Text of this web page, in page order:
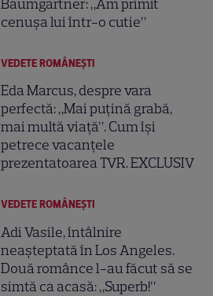
Baumgartner: „Am primit
cenușa lui într-o cutie”
VEDETE ROMÂNEŞTI
Eda Marcus, despre vara
perfectă: „Mai puțină grabă,
mai multă viață”. Cum își
petrece vacanțele
prezentatoarea TVR. EXCLUSIV
VEDETE ROMÂNEŞTI
Adi Vasile, întâlnire
neașteptată în Los Angeles.
Două românce l-au făcut să se
simtă ca acasă: „Superb!”